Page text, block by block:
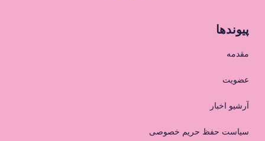
پیوندها
مقدمه
عضویت
آرشیو اخبار
سیاست حفظ حریم خصوصی